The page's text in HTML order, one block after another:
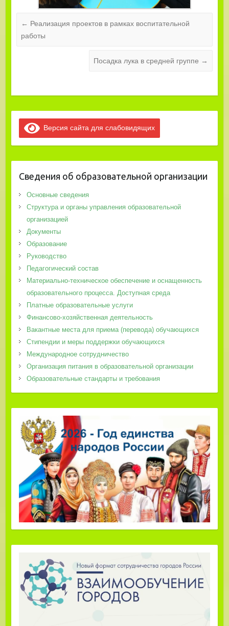
← Реализация проектов в рамках воспитательной
работы
Посадка лука в средней группе →
Версия сайта для слабовидящих
Сведения об образовательной организации
Основные сведения
Структура и органы управления образовательной
организацией
Документы
Образование
Руководство
Педагогический состав
Материально-техническое обеспечение и оснащенность
образовательного процесса. Доступная среда
Платные образовательные услуги
Финансово-хозяйственная деятельность
Вакантные места для приема (перевода) обучающихся
Стипендии и меры поддержки обучающихся
Международное сотрудничество
Организация питания в образовательной организации
Образовательные стандарты и требования